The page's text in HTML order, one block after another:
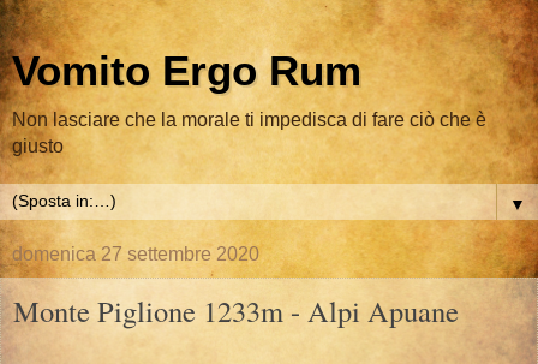
Vomito Ergo Rum
Non lasciare che la morale ti impedisca di fare ciò che è
giusto
▼
domenica 27 settembre 2020
Monte Piglione 1233m - Alpi Apuane